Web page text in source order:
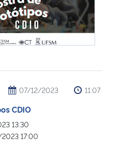
07/12/2023 11:07
CDIO
13:30
17:00